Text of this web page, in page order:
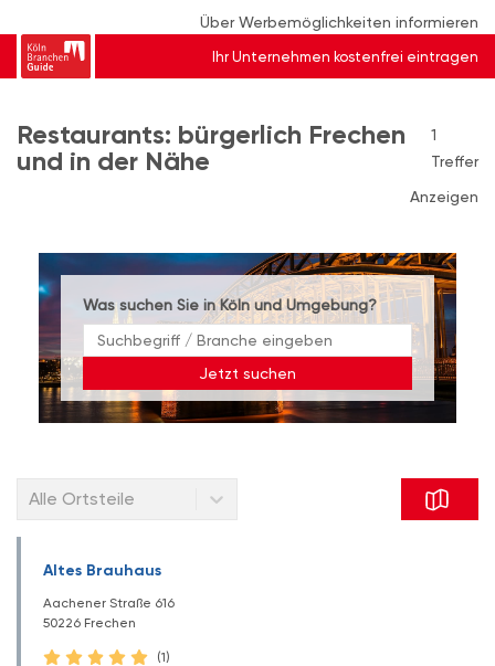
Über Werbemöglichkeiten informieren
Ihr Unternehmen kostenfrei eintragen
Restaurants: bürgerlich Frechen
und in der Nähe
1
Treffer
Anzeigen
Was suchen Sie in Köln und Umgebung?
Jetzt suchen
Alle Ortsteile
Altes Brauhaus
Aachener Straße 616
50226 Frechen
(1)